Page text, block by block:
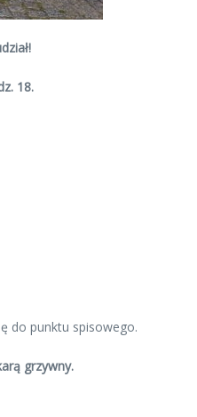
18.
do punktu spisowego.
grzywny.